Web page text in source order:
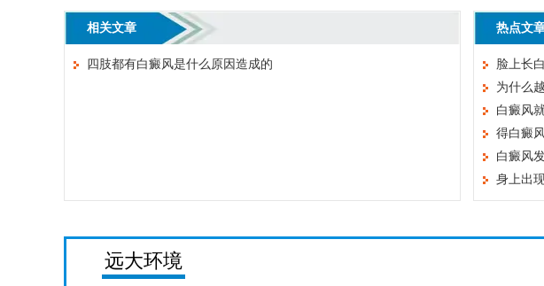
相关文章
四肢都有白癜风是什么原因造成的
热点文
脸上长
为什么
白癜风
得白癜
白癜风
身上出
远大环境